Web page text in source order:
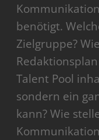
benötigt.
Zielgruppe?
Talent Pool
sondern ein
kann? Wie